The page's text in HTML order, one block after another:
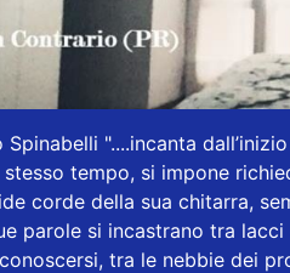
Spinabelli "....incanta
tempo, si impone
corde della sua chitarra,
parole si incastrano tra
tra le nebbie dei